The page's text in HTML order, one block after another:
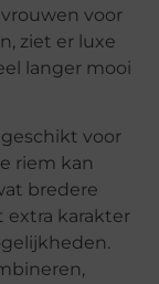
voor
ziet er luxe
langer mooi
voor
riem kan
bredere
extra karakter